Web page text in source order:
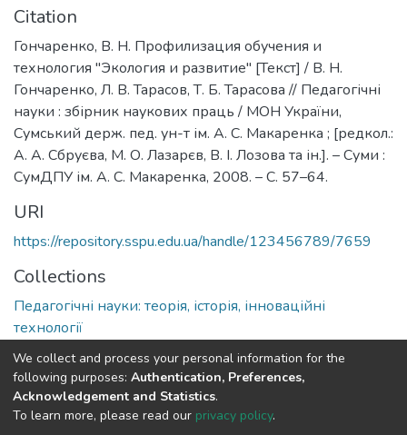
Citation
Гончаренко, В. Н. Профилизация обучения и
технология "Экология и развитие" [Текст] / В. Н.
Гончаренко, Л. В. Тарасов, Т. Б. Тарасова // Педагогічні
науки : збірник наукових праць / МОН України,
Сумський держ. пед. ун-т ім. А. С. Макаренка ; [редкол.:
А. А. Сбруєва, М. О. Лазарєв, В. І. Лозова та ін.]. – Суми :
СумДПУ ім. А. С. Макаренка, 2008. – С. 57–64.
URI
https://repository.sspu.edu.ua/handle/123456789/7659
Collections
Педагогічні науки: теорія, історія, інноваційні
технології
Full item page Google Scholar
DSpace software and SSPU named after A.S. Makarenko
We collect and process your personal information for the
following purposes: Authentication, Preferences,
Acknowledgement and Statistics.
To learn more, please read our privacy policy.